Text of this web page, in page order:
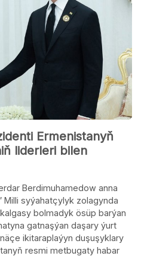
Ermenistanyň
liderleri bilen
Berdimuhamedow anna
Milli syýahatçylyk zolagynda
bolmadyk ösüp barýan
gatnaşýan daşary ýurt
ikitaraplaýyn duşuşyklary
resmi metbugaty habar